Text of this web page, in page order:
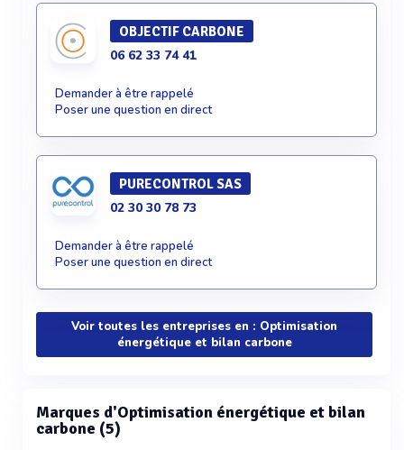
OBJECTIF CARBONE
06 62 33 74 41
Demander à être rappelé
Poser une question en direct
PURECONTROL SAS
02 30 30 78 73
Demander à être rappelé
Poser une question en direct
Voir toutes les entreprises en : Optimisation
énergétique et bilan carbone
Marques d'Optimisation énergétique et bilan
carbone (5)